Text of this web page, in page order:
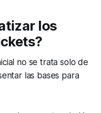
los
no se trata solo de
las bases para